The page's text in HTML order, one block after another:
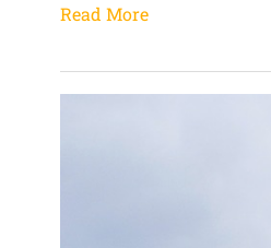
Read More